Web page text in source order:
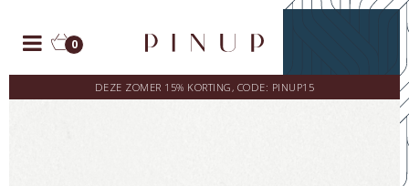
0
DEZE ZOMER 15% KORTING, CODE: PINUP15